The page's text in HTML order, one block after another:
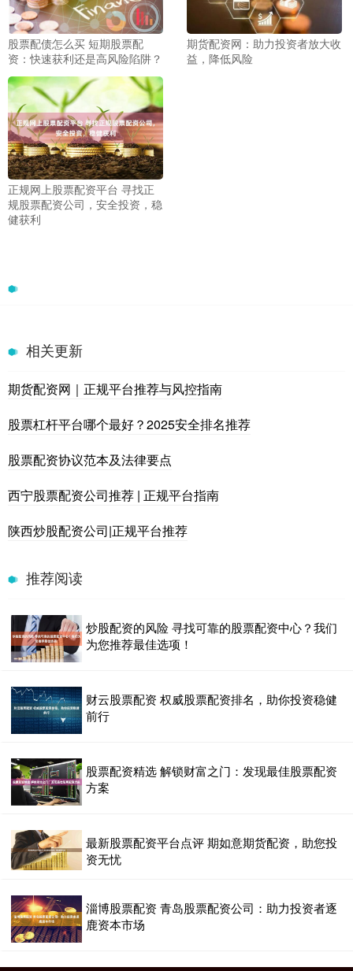
股票配债怎么买 短期股票配
资：快速获利还是高风险陷阱？
期货配资网：助力投资者放大收
益，降低风险
正规网上股票配资平台 寻找正
规股票配资公司，安全投资，稳
健获利
相关更新
期货配资网｜正规平台推荐与风控指南
股票杠杆平台哪个最好？2025安全排名推荐
股票配资协议范本及法律要点
西宁股票配资公司推荐 | 正规平台指南
陕西炒股配资公司|正规平台推荐
推荐阅读
炒股配资的风险 寻找可靠的股票配资中心？我们
为您推荐最佳选项！
财云股票配资 权威股票配资排名，助你投资稳健
前行
股票配资精选 解锁财富之门：发现最佳股票配资
方案
最新股票配资平台点评 期如意期货配资，助您投
资无忧
淄博股票配资 青岛股票配资公司：助力投资者逐
鹿资本市场